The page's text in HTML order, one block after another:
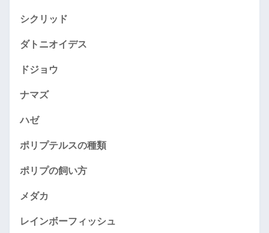
シクリッド
ダトニオイデス
ドジョウ
ナマズ
ハゼ
ポリプテルスの種類
ポリプの飼い方
メダカ
レインボーフィッシュ